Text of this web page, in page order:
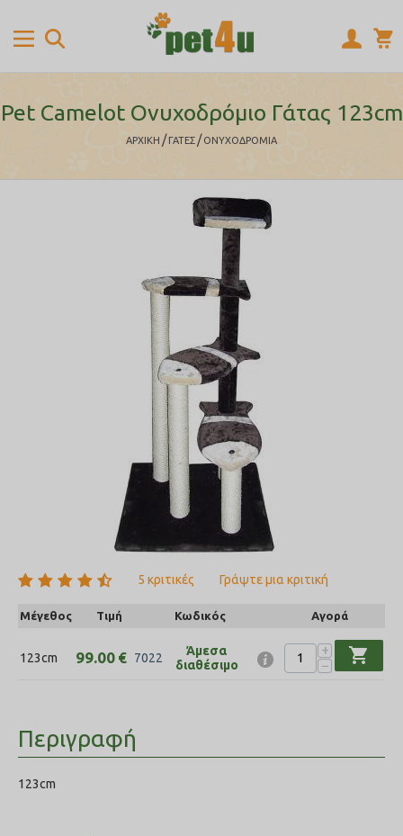
Pet Camelot Ονυχοδρόμιο Γάτας 123cm
ΑΡΧΙΚΉ / ΓΑΤΕΣ / ΟΝΥΧΟΔΡΟΜΙΑ
5 κριτικές Γράψτε μια κριτική
Μέγεθος Τιμή Κωδικός Αγορά
​123cm 99.00 € 7022
Άμεσα
διαθέσιμο
+
−
shopping_cart
Περιγραφή
123cm